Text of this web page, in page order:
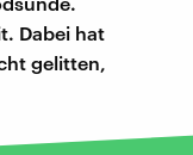
Dabei hat
gelitten,